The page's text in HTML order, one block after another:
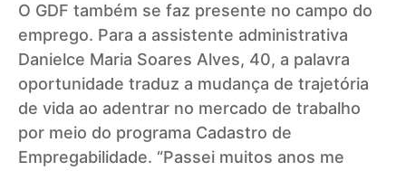
O GDF também se faz presente no campo do
emprego. Para a assistente administrativa
Danielce Maria Soares Alves, 40, a palavra
oportunidade traduz a mudança de trajetória
de vida ao adentrar no mercado de trabalho
por meio do programa Cadastro de
Empregabilidade. “Passei muitos anos me